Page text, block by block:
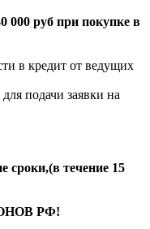
000 руб при покупке в
в кредит от ведущих
подачи заявки на
сроки,(в течение 15
РФ!